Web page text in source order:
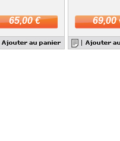
65,00 € 69,00